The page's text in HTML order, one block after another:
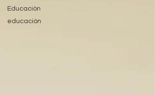
Educación
educación